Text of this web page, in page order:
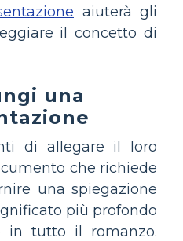
aiuterà gli
il concetto di
una
di allegare il loro
che richiede
una spiegazione
più profondo
in tutto il romanzo.